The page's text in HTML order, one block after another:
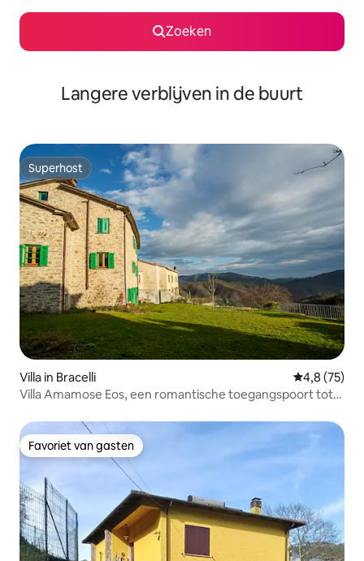
Zoeken
Langere verblijven in de buurt
Superhost
Superhost
Villa in Bracelli
4,8 (75)
Villa Amamose Eos, een romantische toegangspoort tot
Favoriet van gasten
Favoriet van gasten